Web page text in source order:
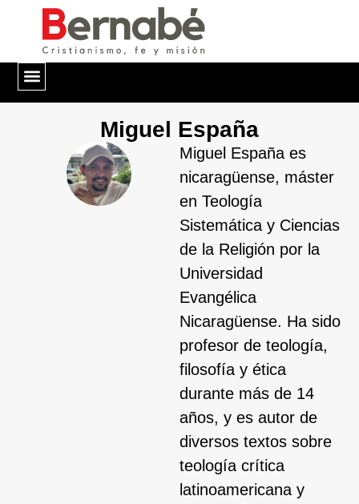
Miguel España
Miguel España es
nicaragüense, máster
en Teología
Sistemática y Ciencias
de la Religión por la
Universidad
Evangélica
Nicaragüense. Ha sido
profesor de teología,
filosofía y ética
durante más de 14
años, y es autor de
diversos textos sobre
teología crítica
latinoamericana y